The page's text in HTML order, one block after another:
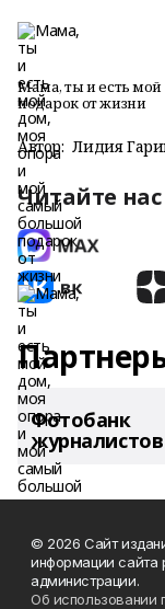
Мама, ты и есть
подарок от жизни
Автор: Лидия
Читайте нас
Фотобанк
© 2026 Сайт
информации сайта
администрации.
Об использовании